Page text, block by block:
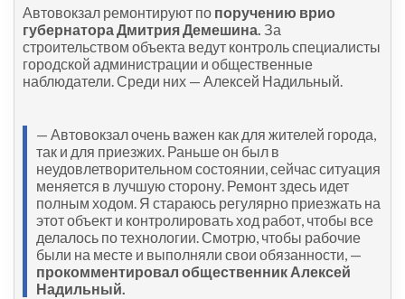
Автовокзал ремонтируют по поручению врио
губернатора Дмитрия Демешина. За
строительством объекта ведут контроль специалисты
городской администрации и общественные
наблюдатели. Среди них — Алексей Надильный.
— Автовокзал очень важен как для жителей города,
так и для приезжих. Раньше он был в
неудовлетворительном состоянии, сейчас ситуация
меняется в лучшую сторону. Ремонт здесь идет
полным ходом. Я стараюсь регулярно приезжать на
этот объект и контролировать ход работ, чтобы все
делалось по технологии. Смотрю, чтобы рабочие
были на месте и выполняли свои обязанности, —
прокомментировал общественник Алексей
Надильный.